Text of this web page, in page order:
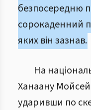
безпосередню
сорокаденний
яких він зазнав.
На
Ханаану
ударивши по